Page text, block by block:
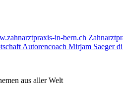
in-bern.ch
Autorencoach Mirjam Saeger
aus aller Welt